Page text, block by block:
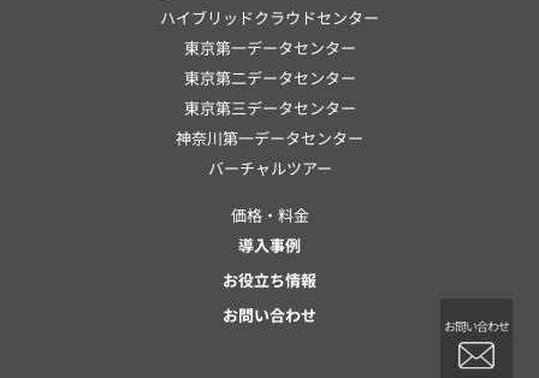
ハイブリッドクラウドセンター
東京第一データセンター
東京第二データセンター
東京第三データセンター
神奈川第一データセンター
バーチャルツアー
価格・料金
導入事例
お役立ち情報
お問い合わせ
お問い合わせ